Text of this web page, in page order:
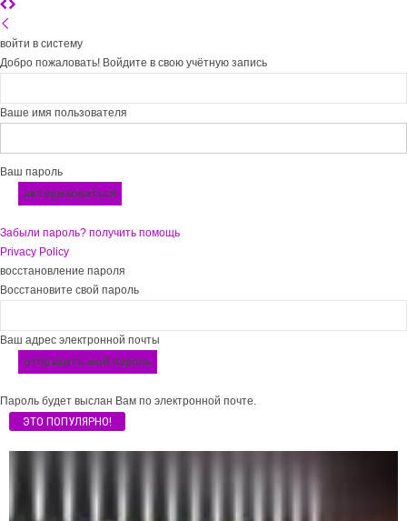
войти в систему
Добро пожаловать! Войдите в свою учётную запись
Ваше имя пользователя
Ваш пароль
Забыли пароль? получить помощь
Privacy Policy
восстановление пароля
Восстановите свой пароль
Ваш адрес электронной почты
Пароль будет выслан Вам по электронной почте.
ЭТО ПОПУЛЯРНО!